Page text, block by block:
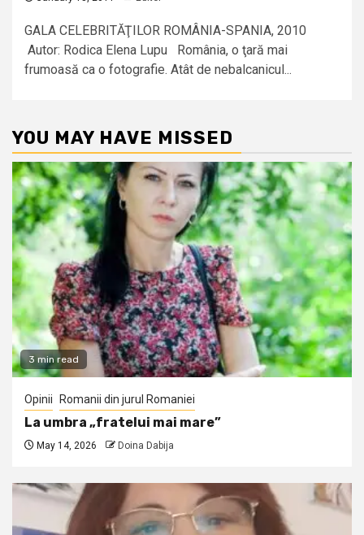
GALA CELEBRITĂŢILOR ROMÂNIA-SPANIA, 2010
Autor: Rodica Elena Lupu România, o ţară mai
frumoasă ca o fotografie. Atât de nebalcanicul...
YOU MAY HAVE MISSED
3 min read
Opinii Romanii din jurul Romaniei
La umbra „fratelui mai mare”
May 14, 2026 Doina Dabija